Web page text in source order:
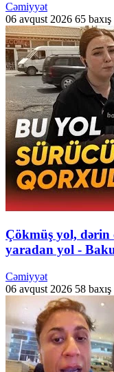
Cəmiyyət
06 avqust 2026 65 baxış
Çökmüş yol, dərin
yaradan yol -
Cəmiyyət
06 avqust 2026 58 baxış